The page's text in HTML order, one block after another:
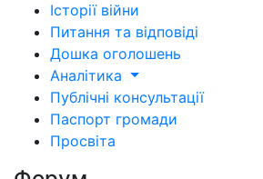
Історії війни
Питання та відповіді
Дошка оголошень
Аналітика
Публічні консультації
Паспорт громади
Просвіта